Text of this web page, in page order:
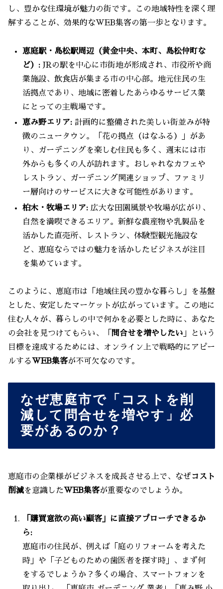
し、豊かな住環境が魅力の街です。この地域特性を深く理
解することが、効果的なWEB集客の第一歩となります。
恵庭駅・島松駅周辺（黄金中央、本町、島松仲町な
ど）: JRの駅を中心に市街地が形成され、市役所や商
業施設、飲食店が集まる市の中心部。地元住民の生
活拠点であり、地域に密着したあらゆるサービス業
にとっての主戦場です。
恵み野エリア: 計画的に整備された美しい街並みが特
徴のニュータウン。「花の拠点（はなふる）」があ
り、ガーデニングを楽しむ住民も多く、週末には市
外からも多くの人が訪れます。おしゃれなカフェや
レストラン、ガーデニング関連ショップ、ファミリ
ー層向けのサービスに大きな可能性があります。
柏木・牧場エリア: 広大な田園風景や牧場が広がり、
自然を満喫できるエリア。新鮮な農産物や乳製品を
活かした直売所、レストラン、体験型観光施設な
ど、恵庭ならではの魅力を活かしたビジネスが注目
を集めています。
このように、恵庭市は「地域住民の豊かな暮らし」を基盤
とした、安定したマーケットが広がっています。この地に
住む人々が、暮らしの中で何かを必要とした時に、あなた
の会社を見つけてもらい、「 問合せを増やしたい 」という
目標を達成するためには、オンライン上で戦略的にアピー
ルする WEB集客が不可欠なのです。
なぜ恵庭市で「コストを削
減して問合せを増やす」必
要があるのか？
恵庭市の企業様がビジネスを成長させる上で、なぜコスト
削減を意識した WEB集客が重要なのでしょうか。
「購買意欲の高い顧客」に直接アプローチできるか
ら:
恵庭市の住民が、例えば「庭のリフォームを考えた
時」や「子どものための歯医者を探す時」、まず何
をするでしょうか？多くの場合、スマートフォンを